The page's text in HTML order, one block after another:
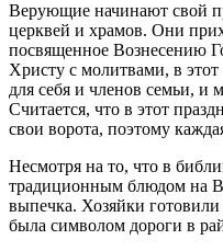
Верующие начинают свой
церквей и храмов. Они
посвященное Вознесению
Христу с молитвами, в этот
для себя и членов семьи, и
Считается, что в этот
свои ворота, поэтому
Несмотря на то, что в
традиционным блюдом на
выпечка. Хозяйки
была символом дороги в